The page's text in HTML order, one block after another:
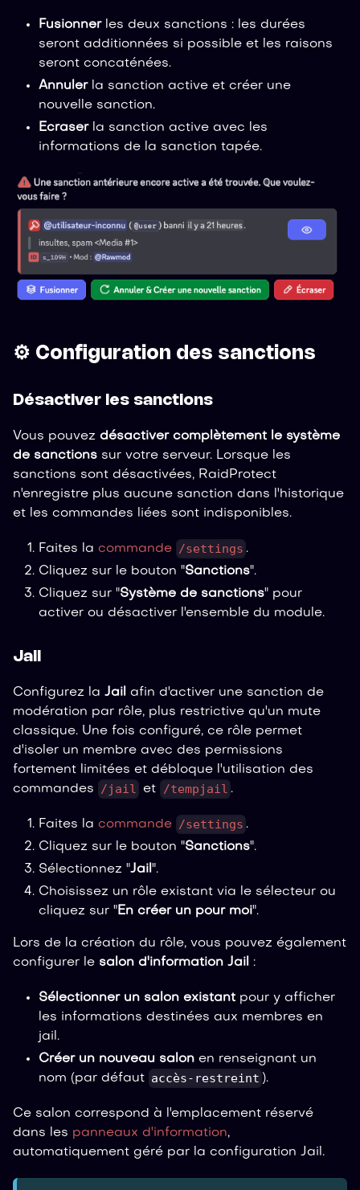
Fusionnerles deux sanctions : les durées
seront additionnées si possible et les raisons
seront concaténées.
Annulerla sanction active et créer une
nouvelle sanction.
Ecraserla sanction active avec les
informations de la sanction tapée.
⚙️ Configuration des sanctions
Désactiver les sanctions
Vous pouvez désactiver complètement le système
de sanctions sur votre serveur. Lorsque les
sanctions sont désactivées, RaidProtect
n'enregistre plus aucune sanction dans l'historique
et les commandes liées sont indisponibles.
Faites la commande /settings .
Cliquez sur le bouton "Sanctions".
Cliquez sur "Système de sanctions" pour
activer ou désactiver l'ensemble du module.
Jail
Configurez la Jail afin d'activer une sanction de
modération par rôle, plus restrictive qu'un mute
classique. Une fois configuré, ce rôle permet
d'isoler un membre avec des permissions
fortement limitées et débloque l'utilisation des
commandes
/jail et /tempjail .
Faites la commande /settings .
Cliquez sur le bouton "Sanctions".
Sélectionnez "Jail".
Choisissez un rôle existant via le sélecteur ou
cliquez sur "En créer un pour moi".
Lors de la création du rôle, vous pouvez également
configurer le salon d'information Jail :
Sélectionner un salon existant pour y afficher
les informations destinées aux membres en
jail.
Créer un nouveau salon en renseignant un
nom (par défaut accès-restreint ).
Ce salon correspond à l'emplacement réservé
dans les panneaux d'information,
automatiquement géré par la configuration Jail.